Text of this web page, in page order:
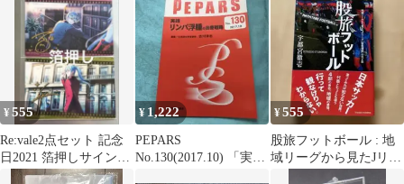
¥555
Re:vale2点セット 記念
日2021 箔押しサイン入
り ウエハース カード
¥ 1,222
PEPARS
No.130(2017.10) 「実践
¥555
股旅フットボール : 地
域リーグから見たJリー
グ「百年構想」の光と